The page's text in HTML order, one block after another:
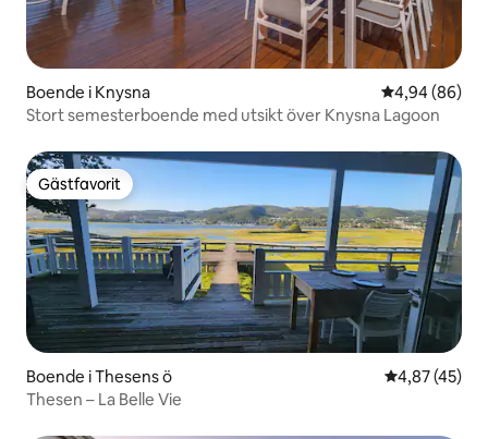
Boende i Knysna 4,94 av 5 i
4,94 (86)
Stort semesterboende med utsikt över Knysna Lagoon
Gästfavorit
Gästfavorit
Boende i Thesens ö 4,87 av 5 i
4,87 (45)
Thesen – La Belle Vie